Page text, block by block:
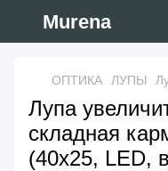
Murena
ОПТИКА ЛУПЫ
Лупа
складная
(40x25, LED,